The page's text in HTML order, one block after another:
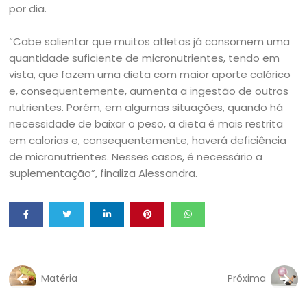
por dia.
“Cabe salientar que muitos atletas já consomem uma
quantidade suficiente de micronutrientes, tendo em
vista, que fazem uma dieta com maior aporte calórico
e, consequentemente, aumenta a ingestão de outros
nutrientes. Porém, em algumas situações, quando há
necessidade de baixar o peso, a dieta é mais restrita
em calorias e, consequentemente, haverá deficiência
de micronutrientes. Nesses casos, é necessário a
suplementação”, finaliza Alessandra.
Matéria
Próxima